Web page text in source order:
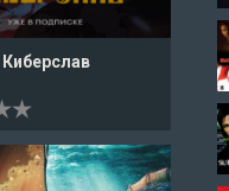
Киберслав